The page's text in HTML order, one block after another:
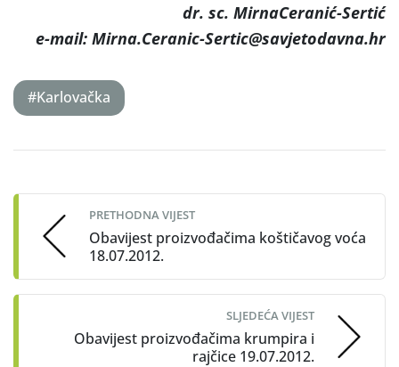
dr. sc. MirnaCeranić-Sertić
e-mail: Mirna.Ceranic-Sertic@savjetodavna.hr
#Karlovačka
navigation
PRETHODNA VIJEST
Obavijest proizvođačima koštičavog voća
18.07.2012.
SLJEDEĆA VIJEST
Obavijest proizvođačima krumpira i
rajčice 19.07.2012.